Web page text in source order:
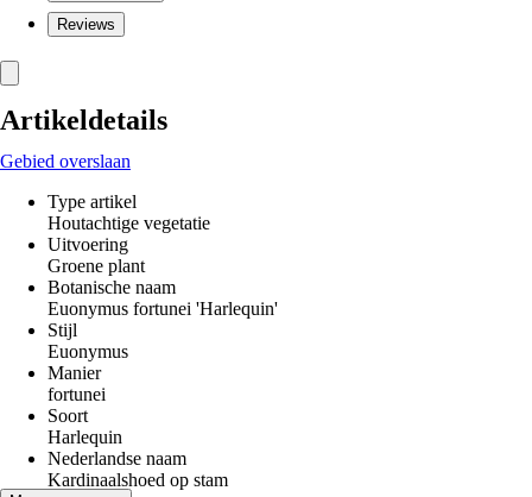
Reviews
Artikeldetails
Gebied overslaan
Type artikel
Houtachtige vegetatie
Uitvoering
Groene plant
Botanische naam
Euonymus fortunei 'Harlequin'
Stijl
Euonymus
Manier
fortunei
Soort
Harlequin
Nederlandse naam
Kardinaalshoed op stam